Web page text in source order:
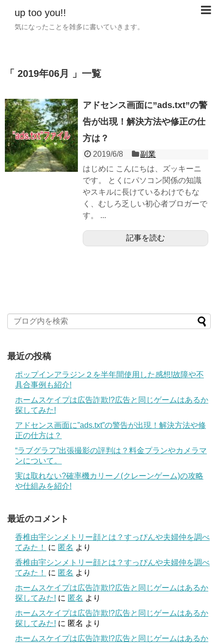
up too you!!
気になったことを雑多に書いていきます。
2019年06月 一覧
アドセンス画面に”ads.txt”の警
告が出現！解決方法や修正の仕
方は？
2019/6/8
副業
はじめに こんにちは、ズッキーニ
です。 とくにパソコン関係の知識
やスキルに長けているわけでもな
く、むしろ乏しい初心者ブロガーで
す。 ...
記事を読む
最近の投稿
ポップインアラジン２を半年間使用した感想!故障や不
具合事例も紹介!
ホームスケイプは広告詐欺!?広告と同じゲームはあるか
探してみた!
アドセンス画面に”ads.txt”の警告が出現！解決方法や修
正の仕方は？
“ラブグラフ”出張撮影の評判は？料金プランやカメラマ
ンについて。
実は取れない?確率機カリーノ(クレーンゲーム)の攻略
や仕組みを紹介!
最近のコメント
香椎由宇シンメトリー顔とは？すっぴんや夫婦仲を調べ
てみた！
に 匿名 より
香椎由宇シンメトリー顔とは？すっぴんや夫婦仲を調べ
てみた！
に 匿名 より
ホームスケイプは広告詐欺!?広告と同じゲームはあるか
探してみた! に 匿名 より
ホームスケイプは広告詐欺!?広告と同じゲームはあるか
探してみた! に 匿名 より
ホームスケイプは広告詐欺!?広告と同じゲームはあるか